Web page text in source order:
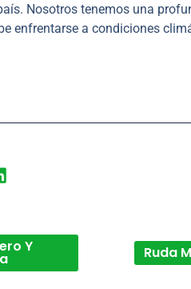
Nosotros tenemos una
enfrentarse a condiciones
Y Ruda